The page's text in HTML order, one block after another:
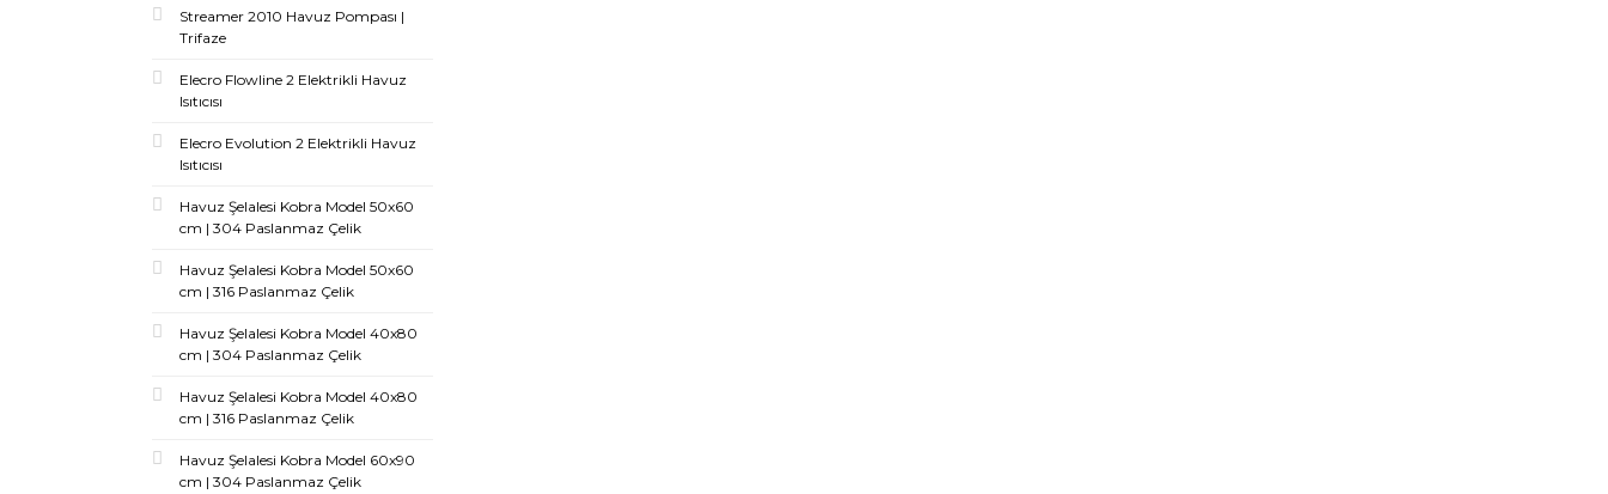
Streamer 2010 Havuz Pompası |
Trifaze
Elecro Flowline 2 Elektrikli Havuz
Isıtıcısı
Elecro Evolution 2 Elektrikli Havuz
Isıtıcısı
Havuz Şelalesi Kobra Model 50x60
cm | 304 Paslanmaz Çelik
Havuz Şelalesi Kobra Model 50x60
cm | 316 Paslanmaz Çelik
Havuz Şelalesi Kobra Model 40x80
cm | 304 Paslanmaz Çelik
Havuz Şelalesi Kobra Model 40x80
cm | 316 Paslanmaz Çelik
Havuz Şelalesi Kobra Model 60x90
cm | 304 Paslanmaz Çelik